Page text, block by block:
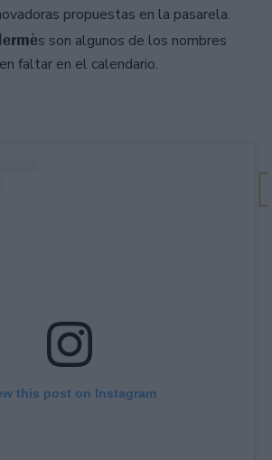
propuestas en la pasarela.
s son algunos de los nombres
faltar en el calendario.
this post on Instagram